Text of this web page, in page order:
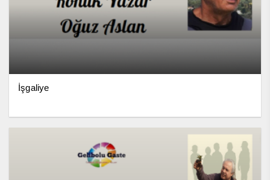
İşgaliye